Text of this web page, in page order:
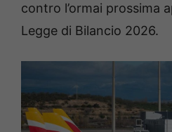
contro l’ormai prossima
Legge di Bilancio 2026.